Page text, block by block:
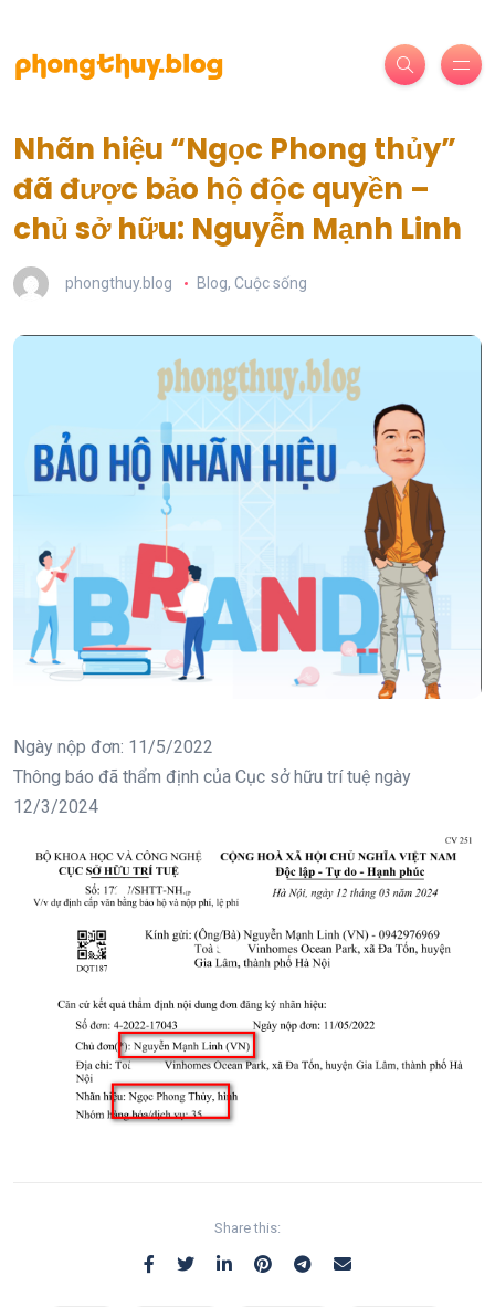
Nhãn hiệu “Ngọc Phong thủy”
đã được bảo hộ độc quyền –
chủ sở hữu: Nguyễn Mạnh Linh
phongthuy.blog Blog, Cuộc sống
Ngày nộp đơn: 11/5/2022
Thông báo đã thẩm định của Cục sở hữu trí tuệ ngày
12/3/2024
Share this: